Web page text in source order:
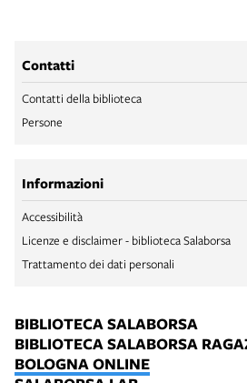
Contatti
Contatti della biblioteca
Persone
Informazioni
Accessibilità
Licenze e disclaimer - biblioteca Salaborsa
Trattamento dei dati personali
BIBLIOTECA SALABORSA
BIBLIOTECA SALABORSA
BOLOGNA ONLINE